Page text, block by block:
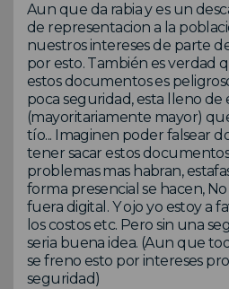
Aun que da rabia y es un
de representacion a la
nuestros intereses de parte
por esto. También es verdad
estos documentos es
poca seguridad, esta lleno de
(mayoritariamente mayor)
tío... Imaginen poder falsear
tener sacar estos
problemas mas habran,
forma presencial se hacen,
fuera digital. Y ojo yo estoy a
los costos etc. Pero sin una
seria buena idea. (Aun que
se freno esto por intereses
seguridad)